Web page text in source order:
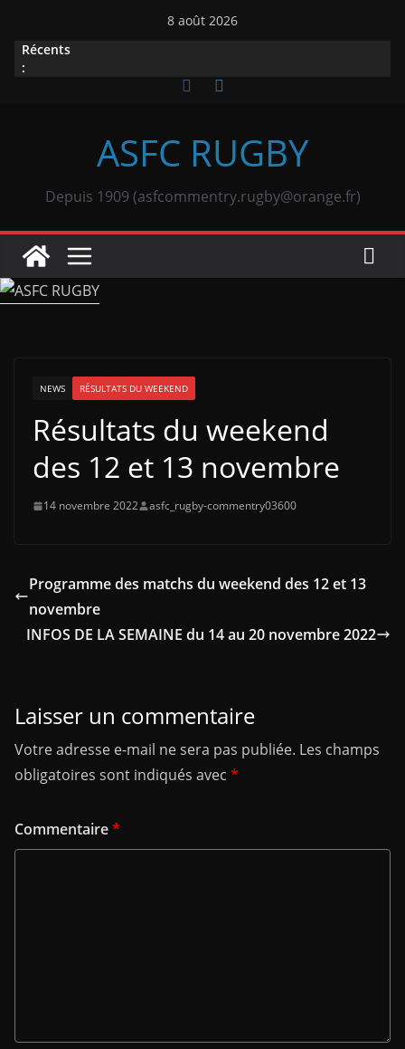
contenu
8 août 2026
Récents
:
ASFC RUGBY
Depuis 1909 (asfcommentry.rugby@orange.fr)
NEWS RÉSULTATS DU WEEKEND
Résultats du weekend
des 12 et 13 novembre
14 novembre 2022 asfc_rugby-commentry03600
Programme des matchs du weekend des 12 et 13
novembre
INFOS DE LA SEMAINE du 14 au 20 novembre 2022
Laisser un commentaire
Votre adresse e-mail ne sera pas publiée. Les champs
obligatoires sont indiqués avec *
Commentaire*